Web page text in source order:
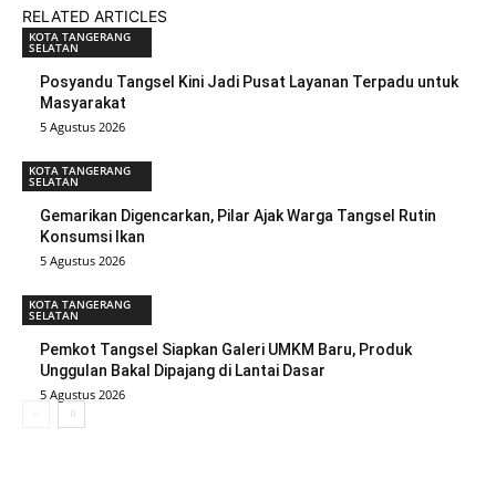
RELATED ARTICLES
KOTA TANGERANG
SELATAN
Posyandu Tangsel Kini Jadi Pusat Layanan Terpadu untuk
Masyarakat
5 Agustus 2026
KOTA TANGERANG
SELATAN
Gemarikan Digencarkan, Pilar Ajak Warga Tangsel Rutin
Konsumsi Ikan
5 Agustus 2026
KOTA TANGERANG
SELATAN
Pemkot Tangsel Siapkan Galeri UMKM Baru, Produk
Unggulan Bakal Dipajang di Lantai Dasar
5 Agustus 2026